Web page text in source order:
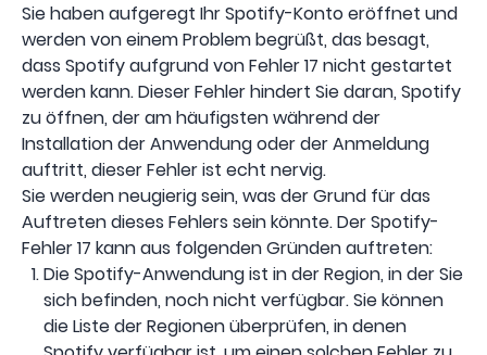
Sie haben aufgeregt Ihr Spotify-Konto eröffnet und
werden von einem Problem begrüßt, das besagt,
dass Spotify aufgrund von Fehler 17 nicht gestartet
werden kann. Dieser Fehler hindert Sie daran, Spotify
zu öffnen, der am häufigsten während der
Installation der Anwendung oder der Anmeldung
auftritt, dieser Fehler ist echt nervig.
Sie werden neugierig sein, was der Grund für das
Auftreten dieses Fehlers sein könnte. Der Spotify-
Fehler 17 kann aus folgenden Gründen auftreten:
Die Spotify-Anwendung ist in der Region, in der Sie
sich befinden, noch nicht verfügbar. Sie können
die Liste der Regionen überprüfen, in denen